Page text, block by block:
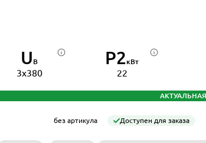
U В
3x380
P2кВт
22
без артикула Доступен для заказа